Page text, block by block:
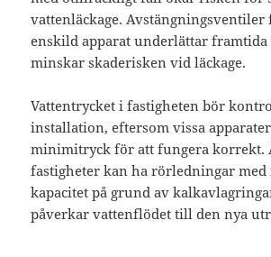
vattenläckage.
enskild apparat underlättar
minskar skaderisken vid läckage.
Vattentrycket i fastigheten bör
installation, eftersom vissa
minimitryck för att fungera korrekt.
fastigheter kan ha rörledningar med
kapacitet på grund av
påverkar vattenflödet till den nya